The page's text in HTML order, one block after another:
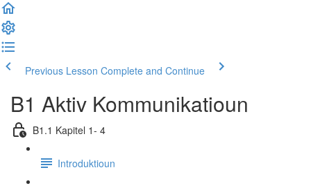
Previous Lesson Complete and Continue
B1 Aktiv Kommunikatioun
B1.1 Kapitel 1- 4
Introduktioun